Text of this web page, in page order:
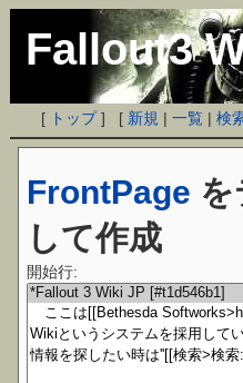
Fallout3
[ トップ] [ 新規 |一覧 |検
FrontPage
して作成
開始行: